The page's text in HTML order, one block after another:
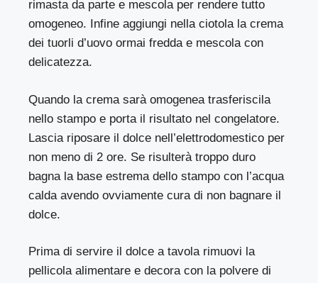
rimasta da parte e mescola per rendere tutto
omogeneo. Infine aggiungi nella ciotola la crema
dei tuorli d’uovo ormai fredda e mescola con
delicatezza.
Quando la crema sarà omogenea trasferiscila
nello stampo e porta il risultato nel congelatore.
Lascia riposare il dolce nell’elettrodomestico per
non meno di 2 ore. Se risulterà troppo duro
bagna la base estrema dello stampo con l’acqua
calda avendo ovviamente cura di non bagnare il
dolce.
Prima di servire il dolce a tavola rimuovi la
pellicola alimentare e decora con la polvere di